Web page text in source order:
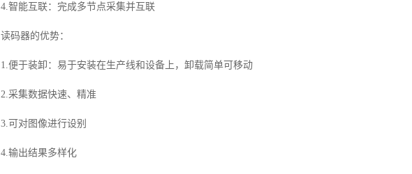
4.智能互联：完成多节点采集并互联
读码器的优势：
1.便于装卸：易于安装在生产线和设备上，卸载简单可移动
2.采集数据快速、精准
3.可对图像进行设别
4.输出结果多样化